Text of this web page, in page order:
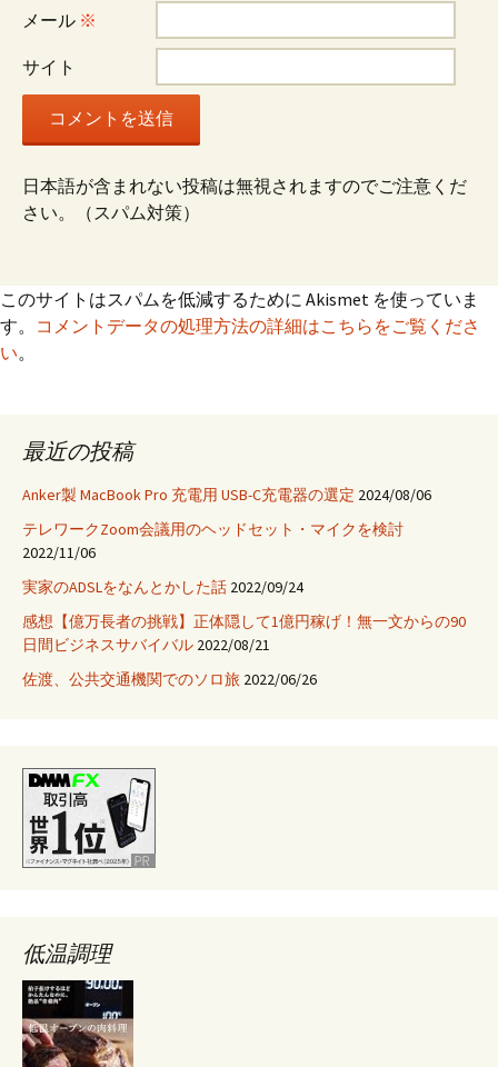
ン
メール ※
サイト
日本語が含まれない投稿は無視されますのでご注意くだ
さい。（スパム対策）
このサイトはスパムを低減するために Akismet を使っていま
す。 コメントデータの処理方法の詳細はこちらをご覧くださ
い。
最近の投稿
Anker製 MacBook Pro 充電用 USB-C充電器の選定 2024/08/06
テレワークZoom会議用のヘッドセット・マイクを検討
2022/11/06
実家のADSLをなんとかした話 2022/09/24
感想【億万長者の挑戦】正体隠して1億円稼げ！無一文からの90
日間ビジネスサバイバル 2022/08/21
佐渡、公共交通機関でのソロ旅 2022/06/26
低温調理